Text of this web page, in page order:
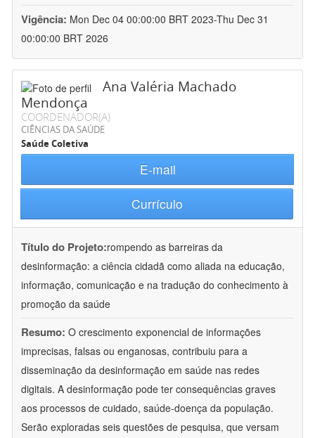
Vigência: Mon Dec 04 00:00:00 BRT 2023-Thu Dec 31
00:00:00 BRT 2026
Ana Valéria Machado
Mendonça
COORDENADOR(A)
CIÊNCIAS DA SAÚDE
Saúde Coletiva
E-mail
Currículo
Título do Projeto:rompendo as barreiras da
desinformação: a ciência cidadã como aliada na educação,
informação, comunicação e na tradução do conhecimento à
promoção da saúde
Resumo: O crescimento exponencial de informações
imprecisas, falsas ou enganosas, contribuiu para a
disseminação da desinformação em saúde nas redes
digitais. A desinformação pode ter consequências graves
aos processos de cuidado, saúde-doença da população.
Serão exploradas seis questões de pesquisa, que versam